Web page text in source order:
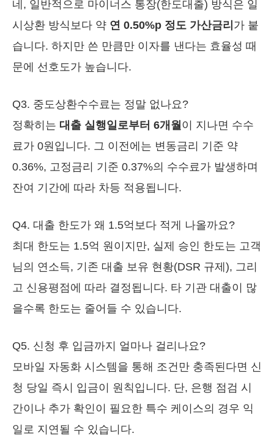
네, 일반적으로 마이너스 통장(한도대출) 방식은 일
시상환 방식보다 약 연 0.50%p 정도 가산금리 가 붙
습니다. 하지만 쓴 만큼만 이자를 낸다는 효율성 때
문에 선호도가 높습니다.
Q3. 중도상환수수료는 정말 없나요?
정확히는 대출 실행일로부터 6개월 이 지나면 수수
료가 0원입니다. 그 이전에는 변동금리 기준 약
0.36%, 고정금리 기준 0.37%의 수수료가 발생하며
잔여 기간에 따라 차등 적용됩니다.
Q4. 대출 한도가 왜 1.5억보다 적게 나올까요?
최대 한도는 1.5억 원이지만, 실제 승인 한도는 고객
님의 연소득, 기존 대출 보유 현황(DSR 규제), 그리
고 신용평점에 따라 결정됩니다. 타 기관 대출이 많
을수록 한도는 줄어들 수 있습니다.
Q5. 신청 후 입금까지 얼마나 걸리나요?
모바일 자동화 시스템을 통해 조건만 충족된다면 신
청 당일 즉시 입금이 원칙입니다. 단, 은행 점검 시
간이나 추가 확인이 필요한 특수 케이스의 경우 익
일로 지연될 수 있습니다.